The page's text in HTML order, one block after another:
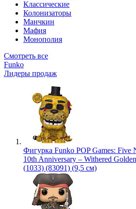
Классические
Колонизаторы
Манчкин
Мафия
Монополия
Смотреть все
Funko
Лидеры продаж
Фигурка Funko POP Games: Five
10th Anniversary – Withered
(1033) (83091) (9,5 см)